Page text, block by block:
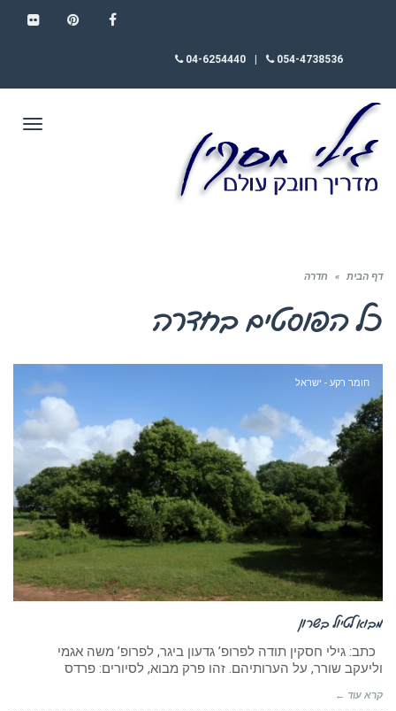
054-4738536
04-6254440
דף הבית » חדרה
כל הפוסטים בחדרה
חומר רקע - ישראל
מבוא לטיול בשרון
כתב: גילי חסקין תודה לפרופ’ גדעון ביגר, לפרופ’ משה אגמי
וליעקב שורר, על הערותיהם. זהו פרק מבוא, לסיורים: פרדס
קרא עוד ←